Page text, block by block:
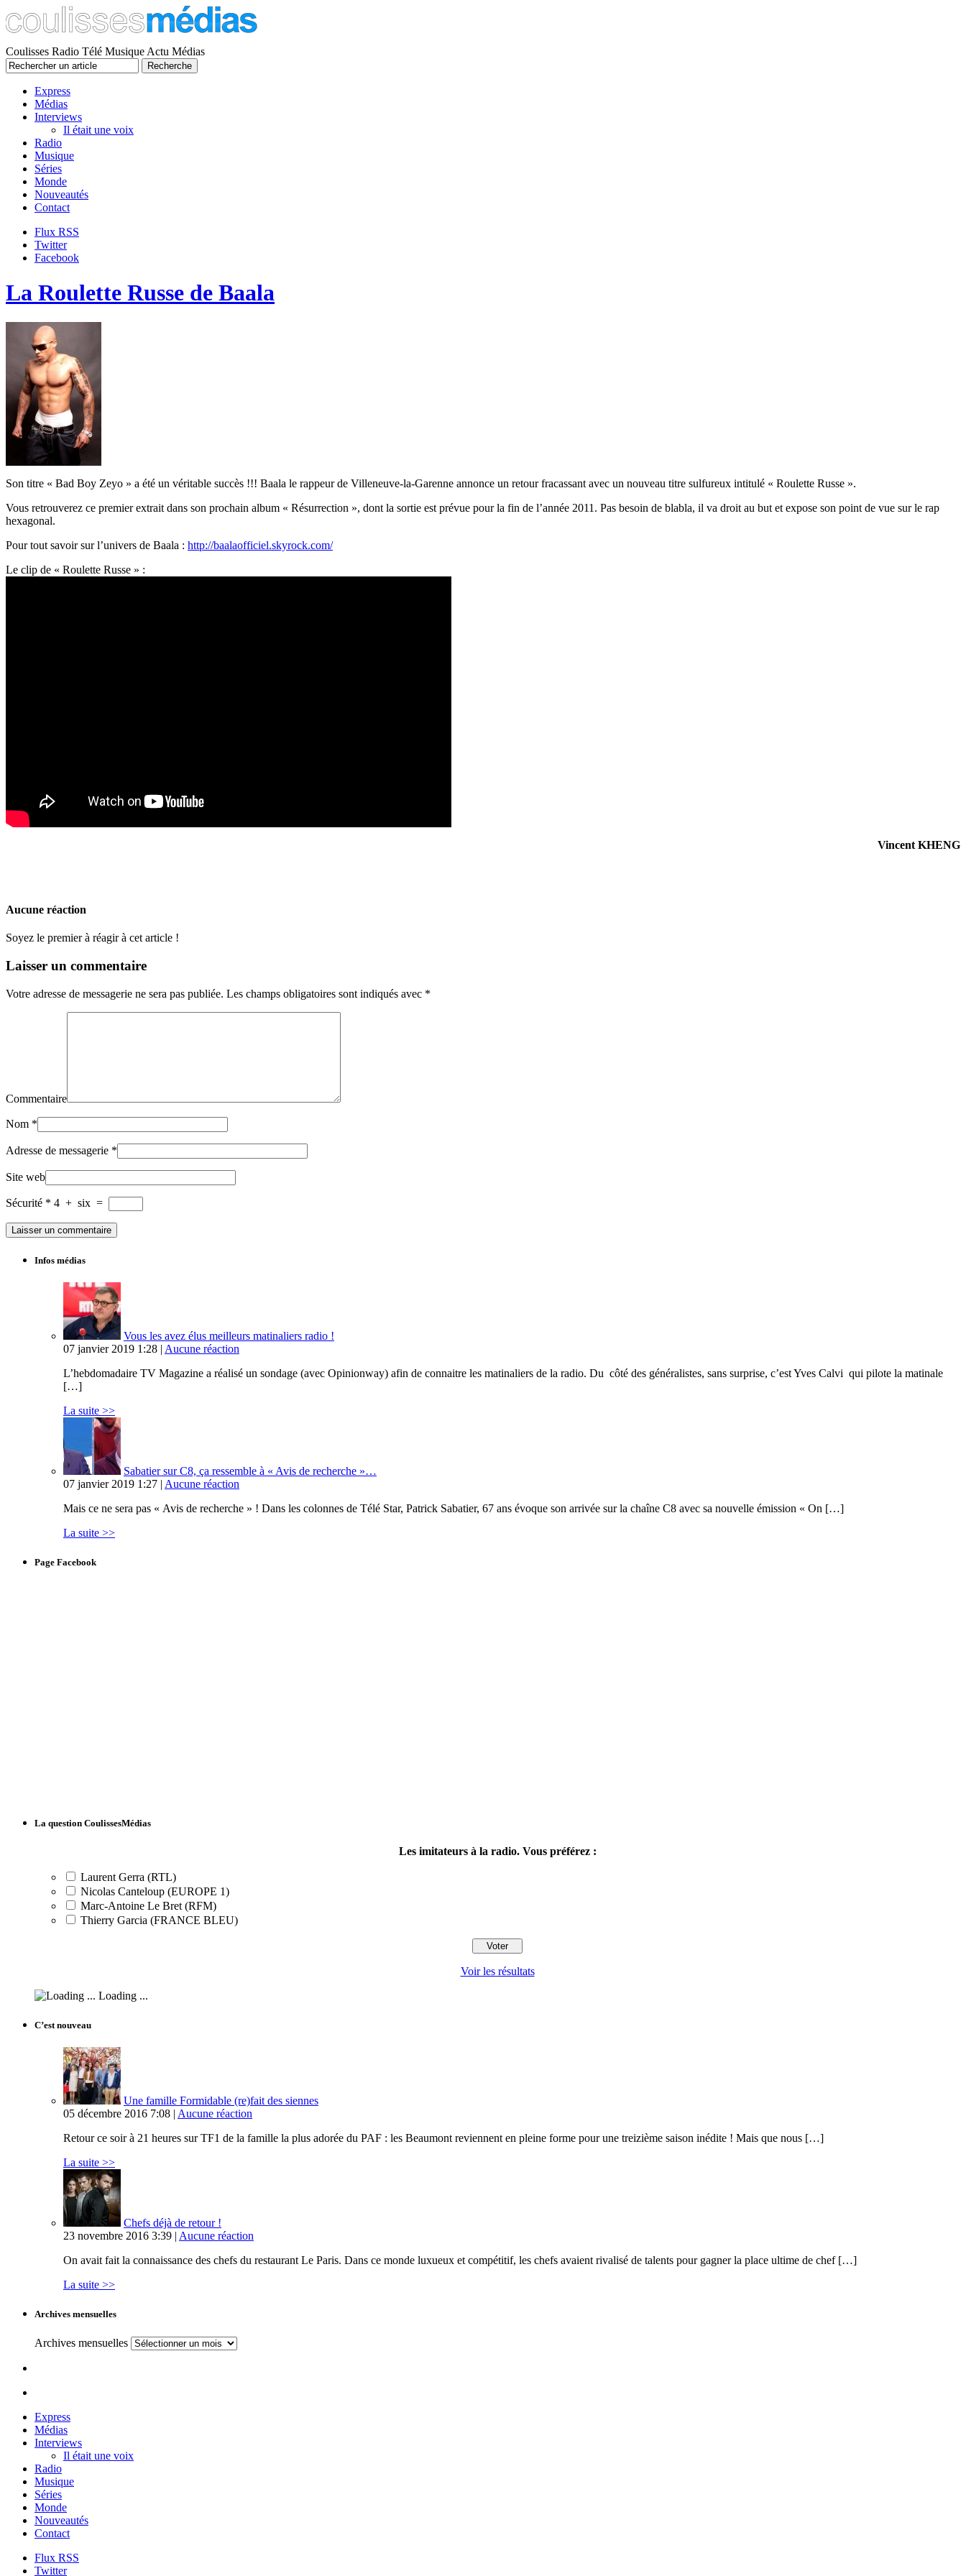
Coulisses Radio Télé Musique Actu Médias
Express
Médias
Interviews
Il était une voix
Radio
Musique
Séries
Monde
Nouveautés
Contact
Flux RSS
Twitter
Facebook
La Roulette Russe de Baala
Son titre « Bad Boy Zeyo » a été un véritable succès !!! Baala le rappeur de Villeneuve-la-Garenne annonce un retour fracassant avec un nouveau titre sulfureux intitulé « Roulette Russe ».
Vous retrouverez ce premier extrait dans son prochain album « Résurrection », dont la sortie est prévue pour la fin de l’année 2011. Pas besoin de blabla, il va droit au but et expose son point de vue sur le rap
hexagonal.
Pour tout savoir sur l’univers de Baala : http://baalaofficiel.skyrock.com/
Le clip de « Roulette Russe » :
Vincent KHENG
Aucune réaction
Soyez le premier à réagir à cet article !
Laisser un commentaire
Votre adresse de messagerie ne sera pas publiée. Les champs obligatoires sont indiqués avec *
Commentaire
Nom *
Adresse de messagerie *
Site web
Sécurité * 4 + six =
Infos médias
Vous les avez élus meilleurs matinaliers radio !
07 janvier 2019 1:28 | Aucune réaction
L’hebdomadaire TV Magazine a réalisé un sondage (avec Opinionway) afin de connaitre les matinaliers de la radio. Du côté des généralistes, sans surprise, c’est Yves Calvi qui pilote la matinale
[…]
La suite >>
Sabatier sur C8, ça ressemble à « Avis de recherche »…
07 janvier 2019 1:27 | Aucune réaction
Mais ce ne sera pas « Avis de recherche » ! Dans les colonnes de Télé Star, Patrick Sabatier, 67 ans évoque son arrivée sur la chaîne C8 avec sa nouvelle émission « On […]
La suite >>
Page Facebook
La question CoulissesMédias
Les imitateurs à la radio. Vous préférez :
Laurent Gerra (RTL)
Nicolas Canteloup (EUROPE 1)
Marc-Antoine Le Bret (RFM)
Thierry Garcia (FRANCE BLEU)
Voir les résultats
Loading ...
C’est nouveau
Une famille Formidable (re)fait des siennes
05 décembre 2016 7:08 | Aucune réaction
Retour ce soir à 21 heures sur TF1 de la famille la plus adorée du PAF : les Beaumont reviennent en pleine forme pour une treizième saison inédite ! Mais que nous […]
La suite >>
Chefs déjà de retour !
23 novembre 2016 3:39 | Aucune réaction
On avait fait la connaissance des chefs du restaurant Le Paris. Dans ce monde luxueux et compétitif, les chefs avaient rivalisé de talents pour gagner la place ultime de chef […]
La suite >>
Archives mensuelles
Archives mensuelles
Express
Médias
Interviews
Il était une voix
Radio
Musique
Séries
Monde
Nouveautés
Contact
Flux RSS
Twitter